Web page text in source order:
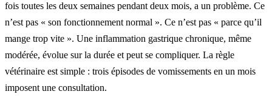
fois toutes les deux semaines pendant deux mois, a un problème. Ce
n’est pas « son fonctionnement normal ». Ce n’est pas « parce qu’il
mange trop vite ». Une inflammation gastrique chronique, même
modérée, évolue sur la durée et peut se compliquer. La règle
vétérinaire est simple : trois épisodes de vomissements en un mois
imposent une consultation.